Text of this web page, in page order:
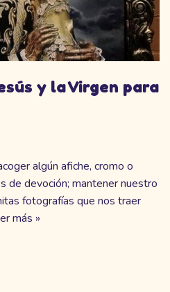
y la Virgen para
algún afiche, cromo o
de devoción; mantener nuestro
fotografías que nos traer
más »